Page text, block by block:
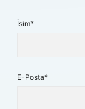
İsim*
E-Posta*